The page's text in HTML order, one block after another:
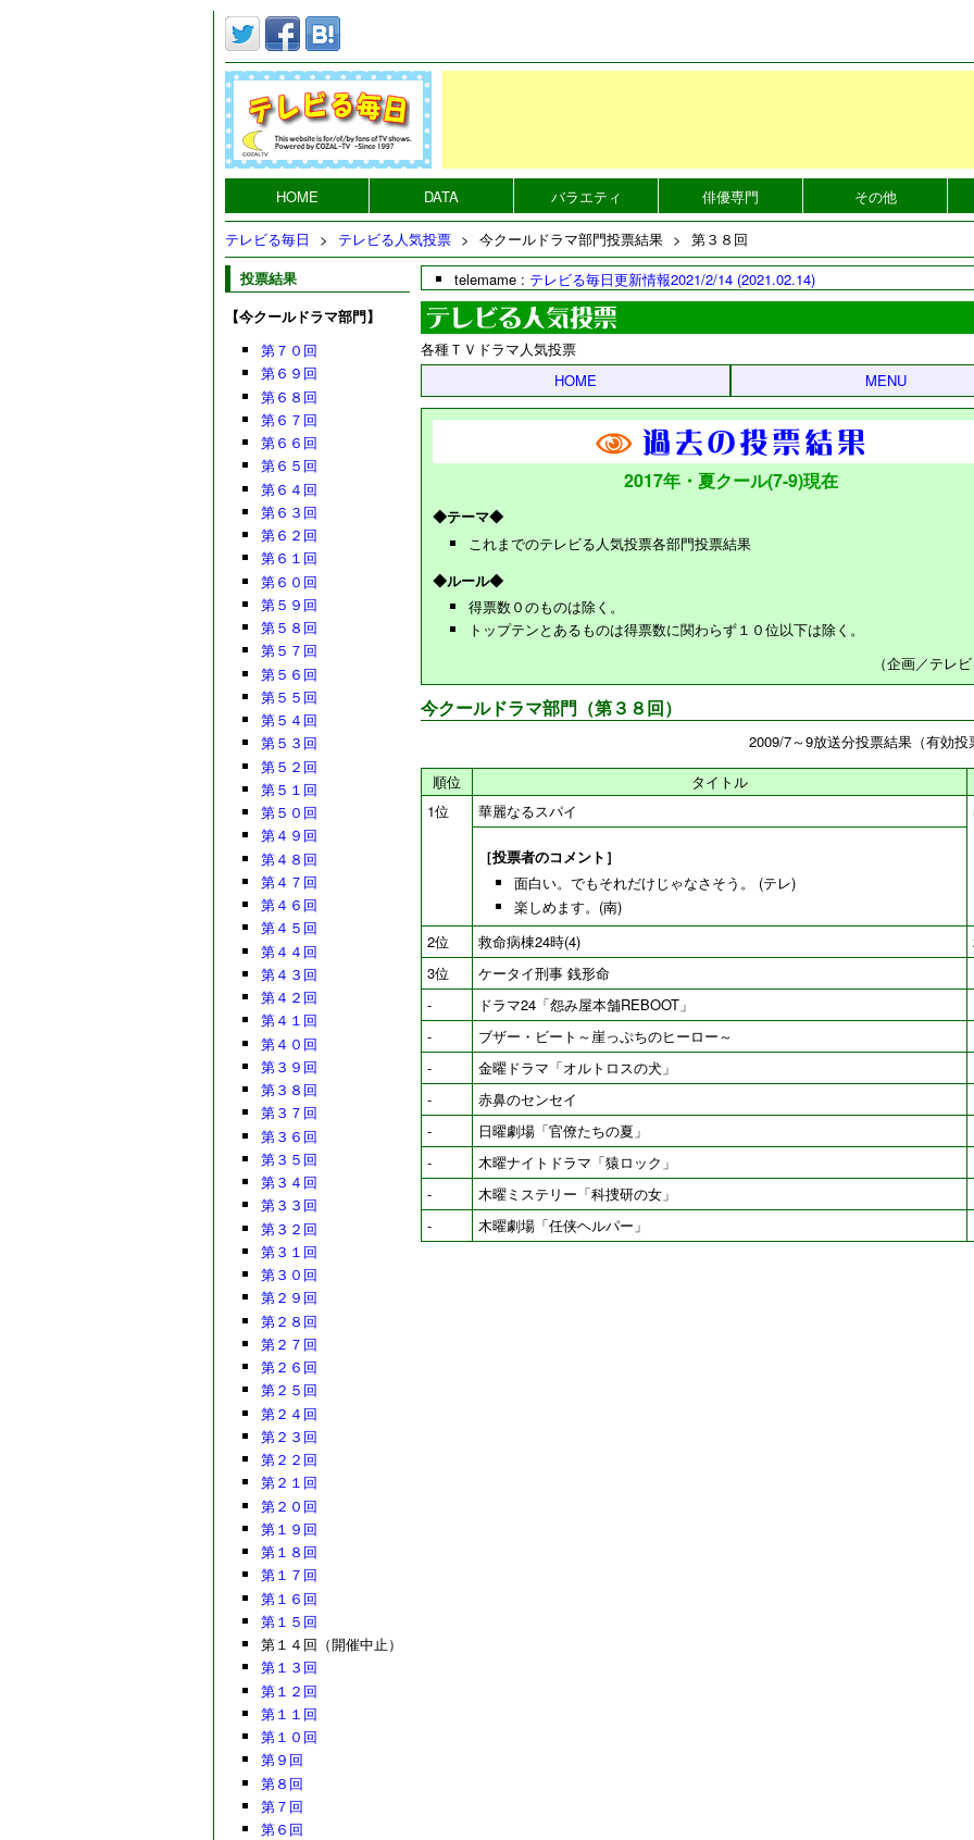
HOME DATA バラエティ 俳優専門 その他
テレビる毎日 > テレビる人気投票 > 今クールドラマ部門投票結果 > 第３８回
telemame : テレビる毎日更新情報2021/2/14 (2021.02.14)
各種ＴＶドラマ人気投票
HOME
MENU
2017年・夏クール(7-9)現在
◆テーマ◆
これまでのテレビる人気投票各部門投票結果
◆ルール◆
得票数０のものは除く。
トップテンとあるものは得票数に関わらず１０位以下は除く。
（企画／テレビ
今クールドラマ部門（第３８回）
2009/7～9放送分投票結果（有効投
順位
タイトル
1位
華麗なるスパイ
［投票者のコメント］
面白い。でもそれだけじゃなさそう。 (テレ)
楽しめます。(南)
2位
救命病棟24時(4)
3位
ケータイ刑事 銭形命
-
ドラマ24「怨み屋本舗REBOOT」
-
ブザー・ビート～崖っぷちのヒーロー～
-
金曜ドラマ「オルトロスの犬」
-
赤鼻のセンセイ
-
日曜劇場「官僚たちの夏」
-
木曜ナイトドラマ「猿ロック」
-
木曜ミステリー「科捜研の女」
-
木曜劇場「任侠ヘルパー」
投票結果
【今クールドラマ部門】
第７０回
第６９回
第６８回
第６７回
第６６回
第６５回
第６４回
第６３回
第６２回
第６１回
第６０回
第５９回
第５８回
第５７回
第５６回
第５５回
第５４回
第５３回
第５２回
第５１回
第５０回
第４９回
第４８回
第４７回
第４６回
第４５回
第４４回
第４３回
第４２回
第４１回
第４０回
第３９回
第３８回
第３７回
第３６回
第３５回
第３４回
第３３回
第３２回
第３１回
第３０回
第２９回
第２８回
第２７回
第２６回
第２５回
第２４回
第２３回
第２２回
第２１回
第２０回
第１９回
第１８回
第１７回
第１６回
第１５回
第１４回（開催中止）
第１３回
第１２回
第１１回
第１０回
第９回
第８回
第７回
第６回